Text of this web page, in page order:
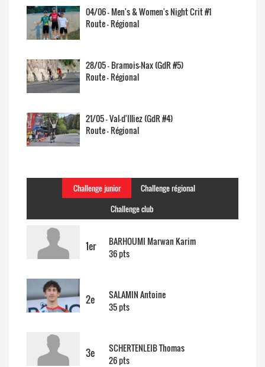
04/06 - Men's & Women's Night Crit #1
Route - Régional
28/05 - Bramois-Nax (GdR #5)
Route - Régional
21/05 - Val-d'Illiez (GdR #4)
Route - Régional
Challenge junior
Challenge régional
Challenge club
1er
BARHOUMI Marwan Karim
36 pts
2e
SALAMIN Antoine
35 pts
3e
SCHERTENLEIB Thomas
26 pts